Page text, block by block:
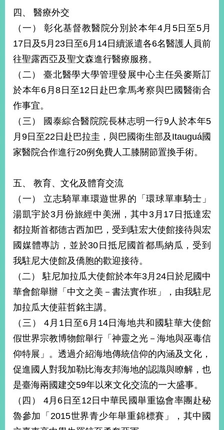
明
聯
絡
們
四、 醫療外交
（一） 彰化基督教醫院分別於本年4月5日至5月
17日及5月23日至6月14日續派遣各6名醫護人員前
往聖露西亞及聖文森進行醫療服務。
（二） 臺北醫學大學管理發展中心主任吳麥斯訂
於本年6月8日至12日赴巴拿馬考察與巴國醫衛合
作事宜。
（三） 國泰綜合醫院院長林志明一行9人於本年5
月9日至22日赴巴拉圭，與巴國衛生部及Itauguá國
家醫院合作進行20例免費人工膝關節置換手術。
五、 教育、文化及體育交流
（一） 立志騎單車環遊世界的「環球單車騎士」
湯凱宇於3月份旅經中美洲，其中3月17日抵達宏
都拉斯首都德古西加巴，受到駐宏大使館接待與宏
國媒體專訪，並於30日抵尼國首都馬納瓜，受到
我駐尼大使館及僑胞的歡迎接待。
（二） 駐尼加拉瓜大使館於本年3月24日於尼國中
華會館舉辦「中文之美－書法實作班」，由我駐尼
加拉瓜大使莊哲銘主講。
（三） 4月1日至6月14日海地共和國駐華大使館
假世界宗教博物館舉行「神靈之光－海地與巫毒信
仰特展」。透過介紹海地傳統信仰的內涵及文化，
促進國人對我加勒比海友邦海地的認識與瞭解，也
是臺海兩國建交59年以來文化交流的一大盛事。
（四） 4月6日至12日中華民國舉重協會率團赴秘
魯參加「2015世界青少年舉重錦標賽」，其中國